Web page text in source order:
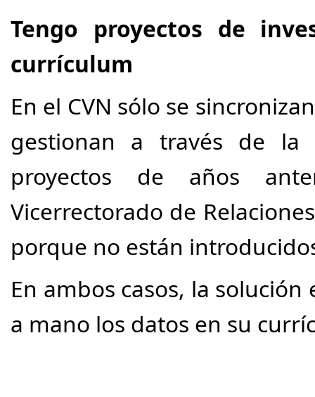
Tengo proyectos de
currículum
En el CVN sólo se
gestionan a través de la
proyectos de años
Vicerrectorado de
porque no están
En ambos casos, la
a mano los datos en su